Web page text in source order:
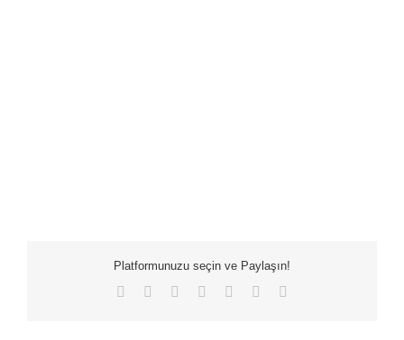
Platformunuzu seçin ve Paylaşın!
Facebook LinkedInWhatsApp
TumblrPinterest